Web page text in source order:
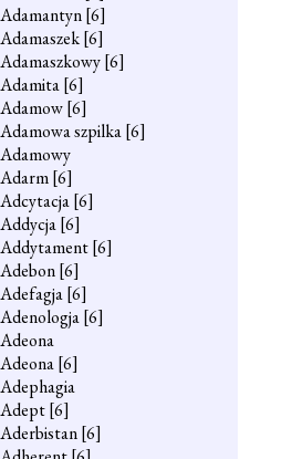
Adamantyn[6]
Adamaszek[6]
Adamaszkowy[6]
Adamita[6]
Adamow[6]
Adamowa szpilka[6]
Adamowy
Adarm[6]
Adcytacja[6]
Addycja[6]
Addytament[6]
Adebon[6]
Adefagja[6]
Adenologja[6]
Adeona
Adeona[6]
Adephagia
Adept[6]
Aderbistan[6]